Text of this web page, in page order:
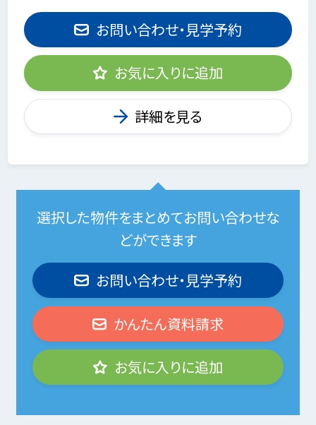
お問い合わせ・見学予約
お気に入りに追加
詳細を見る
選択した物件をまとめてお問い合わせな
どができます
お問い合わせ・見学予約
かんたん資料請求
お気に入りに追加